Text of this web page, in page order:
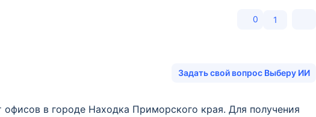
0 1
Задать свой вопрос Выберу ИИ
в городе Находка Приморского края. Для получения